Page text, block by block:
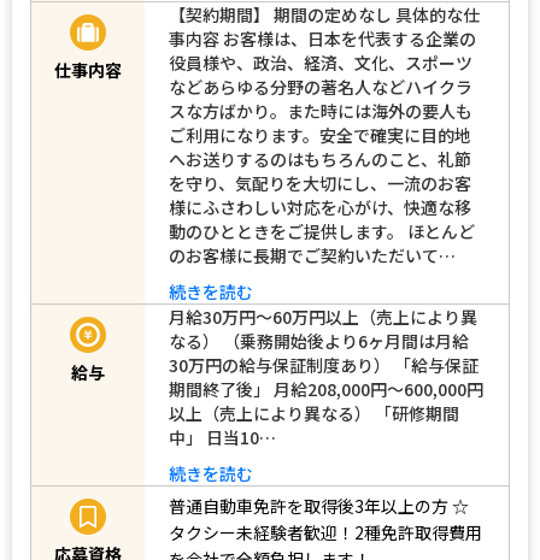
仕事内容
【契約期間】 期間の定めなし 具体的な仕
事内容 お客様は、日本を代表する企業の
役員様や、政治、経済、文化、スポーツ
などあらゆる分野の著名人などハイクラ
スな方ばかり。また時には海外の要人も
ご利用になります。安全で確実に目的地
へお送りするのはもちろんのこと、礼節
を守り、気配りを大切にし、一流のお客
様にふさわしい対応を心がけ、快適な移
動のひとときをご提供します。 ほとんど
のお客様に長期でご契約いただいて…
続きを読む
給与
月給30万円～60万円以上（売上により異
なる） （乗務開始後より6ヶ月間は月給
30万円の給与保証制度あり） 「給与保証
期間終了後」 月給208,000円～600,000円
以上（売上により異なる） 「研修期間
中」 日当10…
続きを読む
応募資格
普通自動車免許を取得後3年以上の方☆
タクシー未経験者歓迎！2種免許取得費用